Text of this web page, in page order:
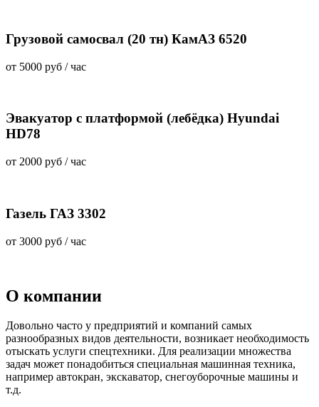
Грузовой самосвал (20 тн) КамАЗ 6520
от 5000 руб / час
Эвакуатор с платформой (лебёдка) Hyundai
HD78
от 2000 руб / час
Газель ГАЗ 3302
от 3000 руб / час
О компании
Довольно часто у предприятий и компаний самых
разнообразных видов деятельности, возникает необходимость
отыскать услуги спецтехники. Для реализации множества
задач может понадобиться специальная машинная техника,
например автокран, экскаватор, снегоуборочные машины и
т.д.